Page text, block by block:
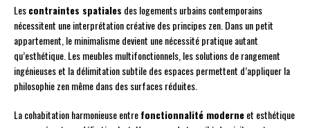
Lescontraintes spatiales des logements urbains contemporains
nécessitent une interprétation créative des principes zen. Dans un petit
appartement, le minimalisme devient une nécessité pratique autant
qu’esthétique. Les meubles multifonctionnels, les solutions de rangement
ingénieuses et la délimitation subtile des espaces permettent d’appliquer la
philosophie zen même dans des surfaces réduites.
La cohabitation harmonieuse entrefonctionnalité moderneet esthétique